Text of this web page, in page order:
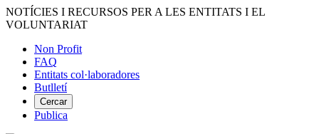
Vés
al
NOTÍCIES I RECURSOS PER A LES ENTITATS I EL
VOLUNTARIAT
Menú
del
compte
d'usuari
Non Profit
FAQ
Entitats col·laboradores
Butlletí
Cercar
Publica